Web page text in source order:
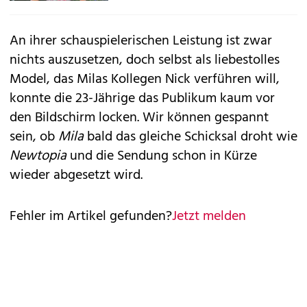
An ihrer schauspielerischen Leistung ist zwar
nichts auszusetzen, doch selbst als liebestolles
Model, das Milas Kollegen Nick verführen will,
konnte die 23-Jährige das Publikum kaum vor
den Bildschirm locken. Wir können gespannt
sein, obMilabald das gleiche Schicksal droht wie
Newtopiaund die Sendung schon in Kürze
wieder abgesetzt wird.
Fehler im Artikel gefunden?Jetzt melden